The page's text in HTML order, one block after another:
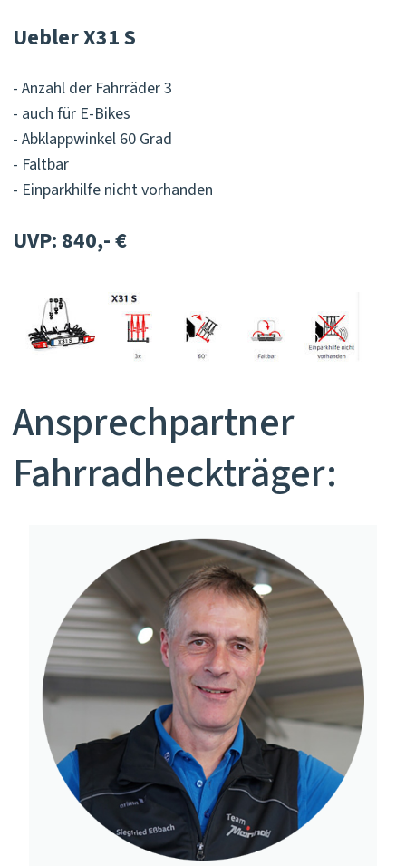
Uebler X31 S
- Anzahl der Fahrräder 3
- auch für E-Bikes
- Abklappwinkel 60 Grad
- Faltbar
- Einparkhilfe nicht vorhanden
UVP: 840,- €
Ansprechpartner
Fahrradheckträger: